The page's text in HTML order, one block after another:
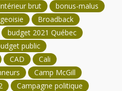
brut
bonus-malus
Broadback
budget 2021 Québec
public
CAD
Cali
Camp McGill
Campagne politique